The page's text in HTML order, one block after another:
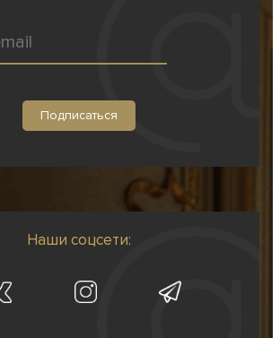
Наши соцсети: